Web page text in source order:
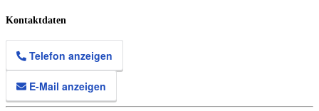
Kontaktdaten
Telefon anzeigen
E-Mail anzeigen